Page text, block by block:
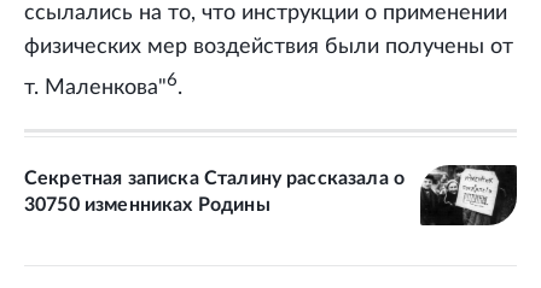
ссылались на то, что инструкции о применении
физических мер воздействия были получены от
т. Маленкова"6.
Секретная записка Сталину рассказала о
30750 изменниках Родины